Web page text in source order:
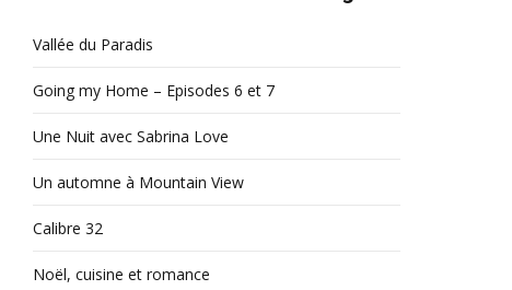
Vallée du Paradis
Going my Home – Episodes 6 et 7
Une Nuit avec Sabrina Love
Un automne à Mountain View
Calibre 32
Noël, cuisine et romance